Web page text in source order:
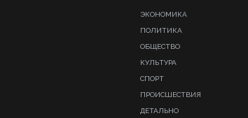
ЭКОНОМИКА
ПОЛИТИКА
ОБЩЕСТВО
КУЛЬТУРА
СПОРТ
ПРОИСШЕСТВИЯ
ДЕТАЛЬНО